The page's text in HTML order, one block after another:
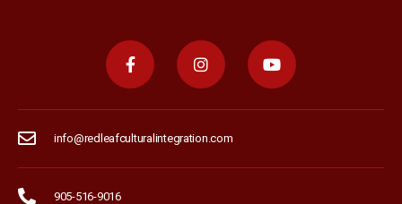
info@redleafculturalintegration.com
905-516-9016